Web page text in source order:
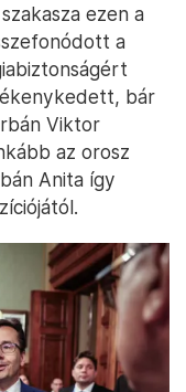
ezen a
a
bár
Viktor
az orosz
Anita így